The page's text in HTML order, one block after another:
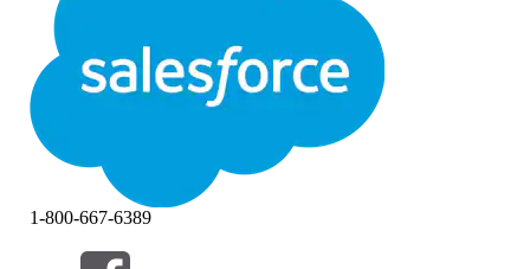
Avslutt Avslutt
1-800-667-6389